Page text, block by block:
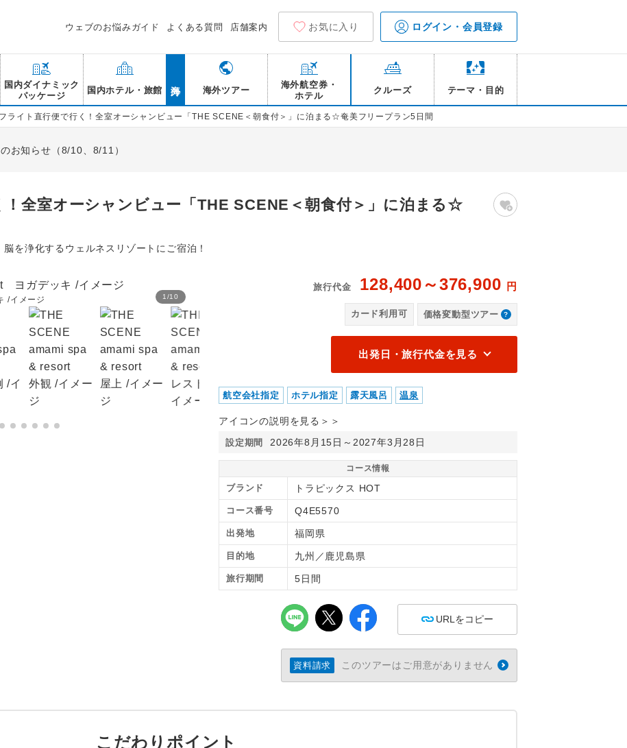
ウェブのお悩みガイド よくある質問 店舗案内 お気に入り ログイン・会員登録
国内ダイナミック
パッケージ
国内ホテル・旅館 海外ツアー
海外航空券・
ホテル
クルーズ テーマ・目的
ライト直行便で行く！全室オーシャンビュー「THE SCENE＜朝食付＞」に泊まる☆奄美フリープラン5日間
お知らせ（8/10、8/11）
全室オーシャンビュー「THE SCENE＜朝食付＞」に泊まる☆
を浄化するウェルネスリゾートにご宿泊！
1 /10
/イメージ
旅行代金 128,400～376,900 円
カード利用可 価格変動型ツアー
出発日・旅行代金を見る
航空会社指定 ホテル指定 露天風呂 温泉
アイコンの説明を見る＞＞
設定期間 2026年8月15日～2027年3月28日
コース情報
ブランド トラピックス HOT
コース番号 Q4E5570
出発地 福岡県
目的地 九州／鹿児島県
旅行期間 5日間
URLをコピー
資料請求 このツアーはご用意がありません
こだわりポイント